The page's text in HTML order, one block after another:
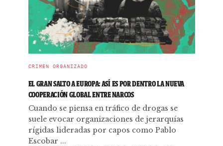
CRIMEN ORGANIZADO
EL GRAN SALTO A EUROPA: ASÍ ES POR DENTRO LA NUEVA
COOPERACIÓN GLOBAL ENTRE NARCOS
Cuando se piensa en tráfico de drogas se
suele evocar organizaciones de jerarquías
rígidas lideradas por capos como Pablo
Escobar ...